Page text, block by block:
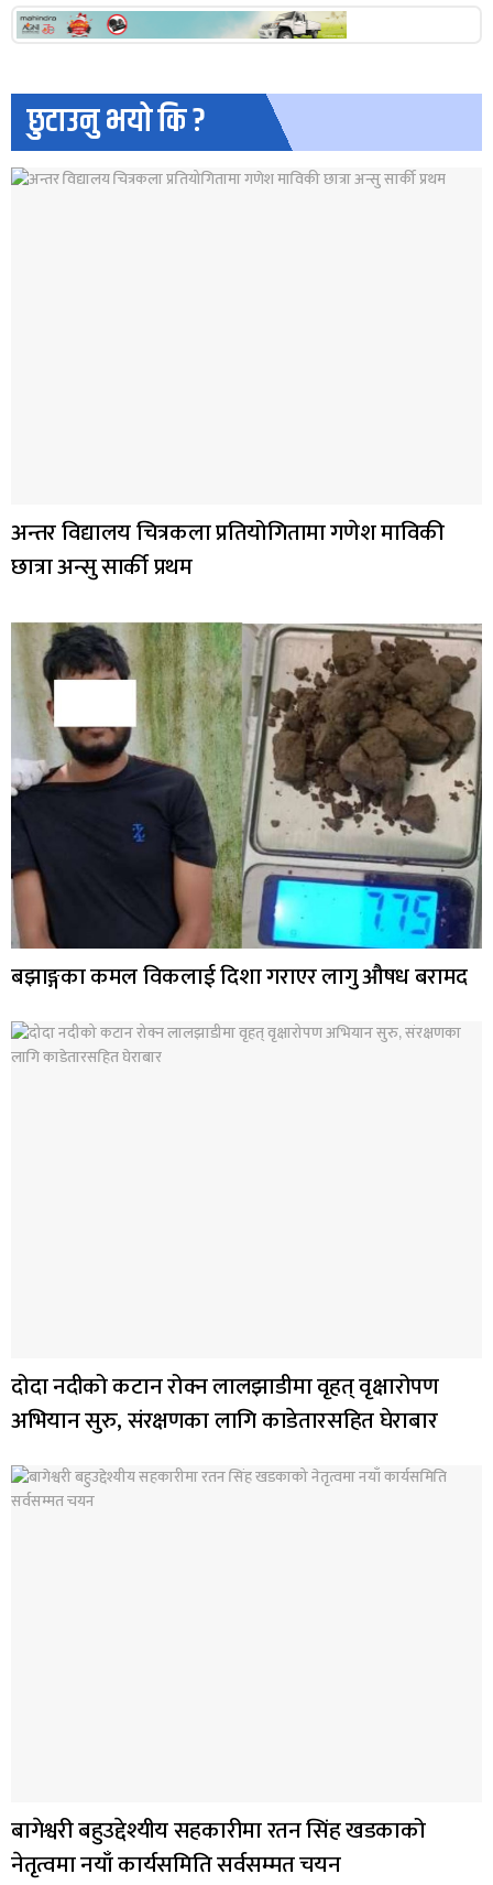
छुटाउनु भयो कि ?
अन्तर विद्यालय चित्रकला प्रतियोगितामा गणेश माविकी
छात्रा अन्सु सार्की प्रथम
बझाङ्गका कमल विकलाई दिशा गराएर लागु औषध बरामद
दोदा नदीको कटान रोक्न लालझाडीमा वृहत् वृक्षारोपण
अभियान सुरु, संरक्षणका लागि काडेतारसहित घेराबार
बागेश्वरी बहुउद्देश्यीय सहकारीमा रतन सिंह खडकाको
नेतृत्वमा नयाँ कार्यसमिति सर्वसम्मत चयन